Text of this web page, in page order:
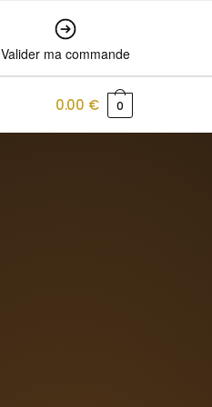
Valider ma commande
0.00 € 0